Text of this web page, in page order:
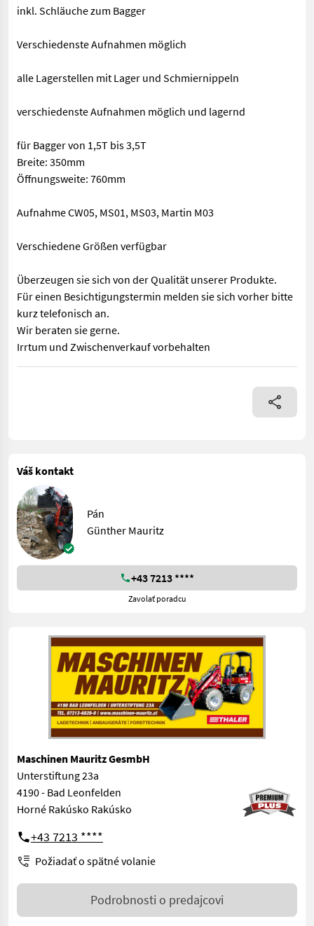
inkl. Schläuche zum Bagger
Verschiedenste Aufnahmen möglich
alle Lagerstellen mit Lager und Schmiernippeln
verschiedenste Aufnahmen möglich und lagernd
für Bagger von 1,5T bis 3,5T
Breite: 350mm
Öffnungsweite: 760mm
Aufnahme CW05, MS01, MS03, Martin M03
Verschiedene Größen verfügbar
Überzeugen sie sich von der Qualität unserer Produkte.
Für einen Besichtigungstermin melden sie sich vorher bitte
kurz telefonisch an.
Wir beraten sie gerne.
Irrtum und Zwischenverkauf vorbehalten
Verkaufe neue Abbruch- und Sortiergreifer ICM SG 28
Váš kontakt
Pán
Günther Mauritz
+43 7213 ****
Zavolať poradcu
Maschinen Mauritz GesmbH
Unterstiftung 23a
4190 - Bad Leonfelden
Horné Rakúsko Rakúsko
+43 7213 ****
Požiadať o spätné volanie
Podrobnosti o predajcovi